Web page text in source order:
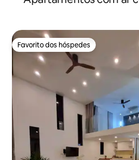
Favorito dos hóspedes
Favorito dos hóspedes